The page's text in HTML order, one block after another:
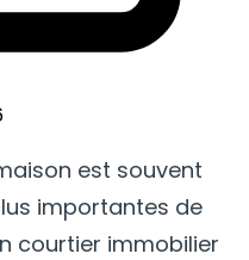
est souvent
importantes de
courtier immobilier